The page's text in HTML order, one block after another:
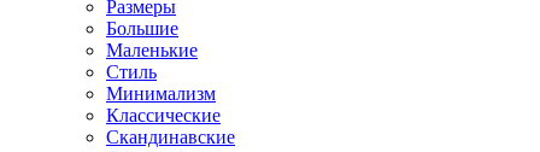
Размеры
Большие
Маленькие
Стиль
Минимализм
Классические
Скандинавские